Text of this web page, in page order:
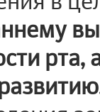
рта,